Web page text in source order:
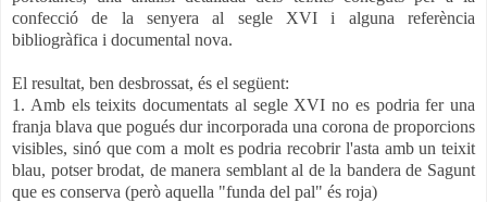
confecció de la senyera al segle XVI i alguna referència
bibliogràfica i documental nova.
El resultat, ben desbrossat, és el següent:
1. Amb els teixits documentats al segle XVI no es podria fer una
franja blava que pogués dur incorporada una corona de proporcions
visibles, sinó que com a molt es podria recobrir l'asta amb un teixit
blau, potser brodat, de manera semblant al de la bandera de Sagunt
que es conserva (però aquella "funda del pal" és roja)